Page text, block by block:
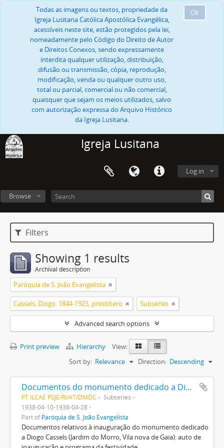
Ok
Todas as imagens ou textos, propriedade da
Igreja Lusitana Católica Apostólica Evangélica,
acessíveis neste site, estão protegidos pela lei,
nomeadamente pelo Código do Direito de Autor
e Direitos Conexos, sendo expressamente
interdita qualquer utilização, distribuição,
difusão ou transmissão, cópia, reprodução,
modificação, venda ou qualquer outro uso,
total ou parcial, comercial ou não comercial,
quaisquer que sejam os meios utilizados, salvo
com autorização expressa do Arquivo Histórico
da Igreja Lusitana.
Igreja Lusitana
Log in
Browse
Filters
Showing 1 results
Archival description
Paróquia de S. João Evangelista
Cassels, Diogo. 1844-1923, presbítero Subseries
Advanced search options
Print preview Hierarchy
View:
Sort by: Relevance Direction: Descending
Documentos do monumento dedicado a Diogo Cassels
PT ILCAE PSJE/RI/AT/DMDC
Subseries
1938-04-10-1938-04-28
Part ofParóquia de S. João Evangelista
Documentos relativos à inauguração do monumento dedicado
a Diogo Cassels (Jardim do Morro, Vila nova de Gaia): auto de